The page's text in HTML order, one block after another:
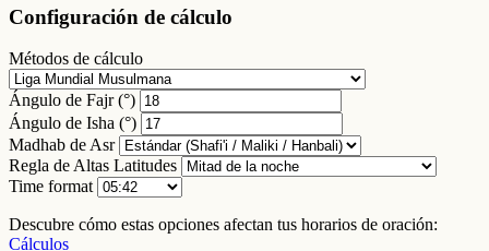
Configuración de cálculo
Métodos de cálculo
Ángulo de Fajr (°)
Ángulo de Isha (°)
Madhab de Asr
Regla de Altas Latitudes
Time format
Descubre cómo estas opciones afectan tus horarios de oración:
Cálculos